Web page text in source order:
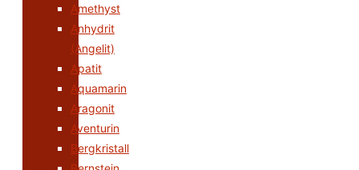
Amethyst
Anhydrit
(Angelit)
Apatit
Aquamarin
Aragonit
Aventurin
Bergkristall